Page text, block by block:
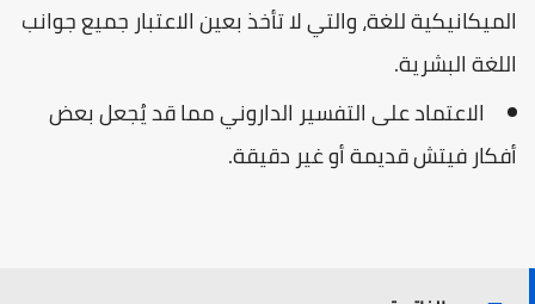
الميكانيكية للغة، والتي لا تأخذ بعين الاعتبار جميع جوانب
اللغة البشرية.
الاعتماد على التفسير الداروني مما قد يُجعل بعض
أفكار فيتش قديمة أو غير دقيقة.